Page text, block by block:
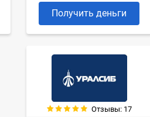
Получить деньги
Отзывы: 17